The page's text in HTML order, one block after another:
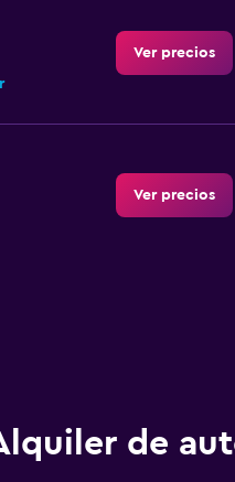
Ver precios
Ver precios
de